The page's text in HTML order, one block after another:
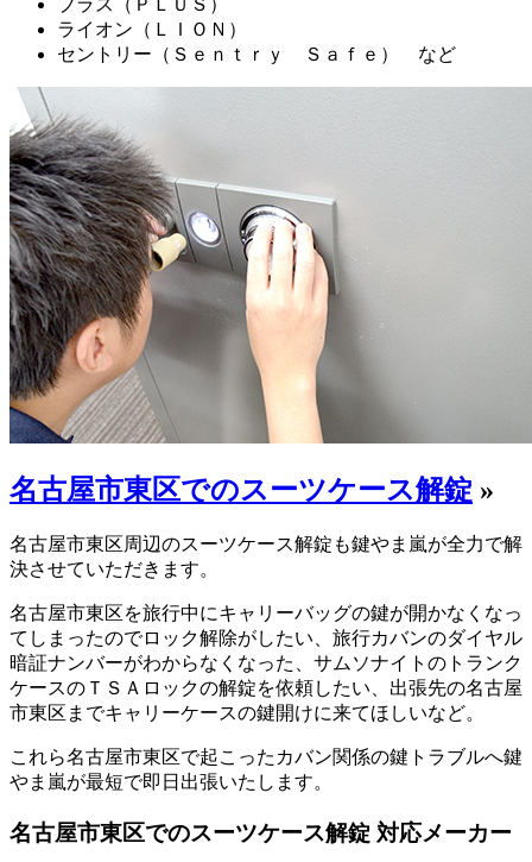
ライオン（ＬＩＯＮ）
セントリー（Ｓｅｎｔｒｙ Ｓａｆｅ） など
名古屋市東区でのスーツケース解錠 »
名古屋市東区周辺のスーツケース解錠も鍵やま嵐が全力で解
決させていただきます。
名古屋市東区を旅行中にキャリーバッグの鍵が開かなくなっ
てしまったのでロック解除がしたい、旅行カバンのダイヤル
暗証ナンバーがわからなくなった、サムソナイトのトランク
ケースのＴＳＡロックの解錠を依頼したい、出張先の名古屋
市東区までキャリーケースの鍵開けに来てほしいなど。
これら名古屋市東区で起こったカバン関係の鍵トラブルへ鍵
やま嵐が最短で即日出張いたします。
名古屋市東区でのスーツケース解錠 対応メーカー